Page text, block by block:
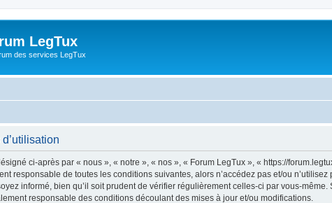
LegTux
des services LegTux
ci-après par « nous », « notre », « nos », « Forum LegTux », « https://
responsable de toutes les conditions suivantes, alors n’accédez pas et/ou
informé, bien qu’il soit prudent de vérifier régulièrement celles-ci par vous-
responsable des conditions découlant des mises à jour et/ou modifications.